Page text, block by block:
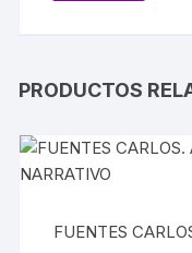
PRODUCTOS
FUENTES